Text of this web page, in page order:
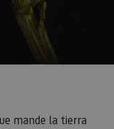
mande la tierra